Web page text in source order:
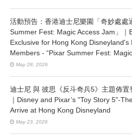
活動預告：香港迪士尼樂園「奇妙處處
Summer Fest: Magic Access Jam」｜
Exclusive for Hong Kong Disneyland's
Members - “Pixar Summer Fest:
May 28, 2026
迪士尼 與 彼思《反斗奇兵5》主題佈置
｜Disney and Pixar’s "Toy Story 5"-
Arrive at Hong Kong Disneyland
May 23, 2026